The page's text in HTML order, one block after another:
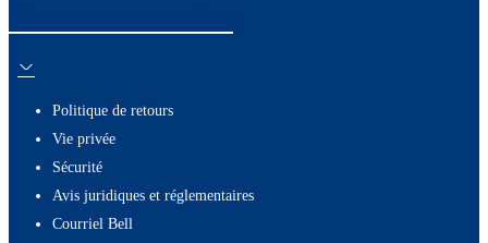
Politique de retours
Vie privée
Sécurité
Avis juridiques et réglementaires
Courriel Bell